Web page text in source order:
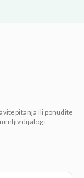
pitanja ili ponudite
dijalog i